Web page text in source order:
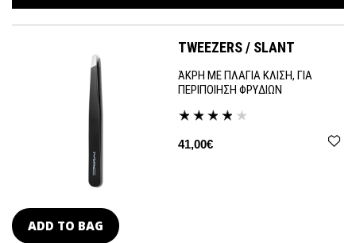
TWEEZERS / SLANT
ΆΚΡΗ ΜΕ ΠΛΑΓΙΑ ΚΛΙΣΗ, ΓΙΑ
ΠΕΡΙΠΟΙΗΣΗ ΦΡΥΔΙΩΝ
41,00€
ADD TO BAG